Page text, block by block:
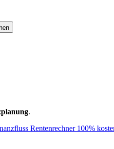
.
Rentenrechner 100%